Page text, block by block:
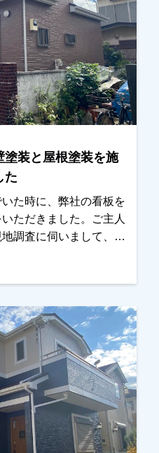
いただけました。本当に
越谷市、春日部市、野
はその他地域でも外壁
ずはご相談からでも大
積りはもちろん無料で
払方法につきまして
扱っておりますので、ご
い。おまちしておりま
装と屋根塗装を施
た
た時に、弊社の看板を
ただきました。ご主人
調査に伺いまして、気
んな色にしたいですと
何パターンかのカラー
、お持ちさせていただ
がイメージ通りとの事
っていて、他社より良
だきました。仕上がり
頼んでよかったー」と
が本当に嬉しかったで
た。越谷市・春日部
市またその他の地域で